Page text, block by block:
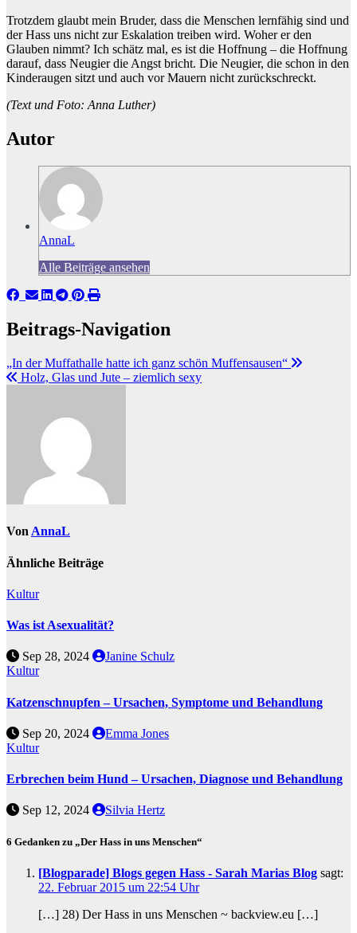
Trotzdem glaubt mein Bruder, dass die Menschen lernfähig sind und
der Hass uns nicht zur Eskalation treiben wird. Woher er den
Glauben nimmt? Ich schätz mal, es ist die Hoffnung – die Hoffnung
darauf, dass Neugier die Angst bricht. Die Neugier, die schon in den
Kinderaugen sitzt und auch vor Mauern nicht zurückschreckt.
(Text und Foto: Anna Luther)
Autor
AnnaL
Alle Beiträge ansehen
Beitrags-Navigation
„In der Muffathalle hatte ich ganz schön Muffensausen“
Holz, Glas und Jute – ziemlich sexy
Von AnnaL
Ähnliche Beiträge
Kultur
Was ist Asexualität?
Sep 28, 2024
Janine Schulz
Kultur
Katzenschnupfen – Ursachen, Symptome und Behandlung
Sep 20, 2024
Emma Jones
Kultur
Erbrechen beim Hund – Ursachen, Diagnose und Behandlung
Sep 12, 2024 Silvia Hertz
6 Gedanken zu „Der Hass in uns Menschen“
[Blogparade] Blogs gegen Hass - Sarah Marias Blog sagt:
22. Februar 2015 um 22:54 Uhr
[…] 28) Der Hass in uns Menschen ~ backview.eu […]